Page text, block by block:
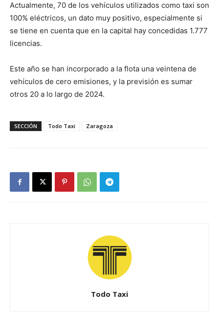
Actualmente, 70 de los vehículos utilizados como taxi son
100% eléctricos, un dato muy positivo, especialmente si
se tiene en cuenta que en la capital hay concedidas 1.777
licencias.
Este año se han incorporado a la flota una veintena de
vehículos de cero emisiones, y la previsión es sumar
otros 20 a lo largo de 2024.
SECCIÓN Todo Taxi Zaragoza
Todo Taxi